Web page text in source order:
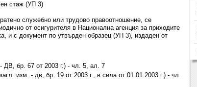
стаж (УП 3)
служебно или трудово правоотношение, се
от осигурителя в Национална агенция за приходите
и с документ по утвърден образец (УП 3), издаден от
ДВ, бр. 67 от 2003 г.) - чл. 5, ал. 7
изм. - дв, бр. 19 от 2003 г., в сила от 01.01.2003 г.) - чл.